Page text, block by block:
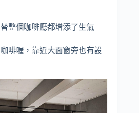
整個咖啡廳都增添了生氣
啡喔，靠近大面窗旁也有設